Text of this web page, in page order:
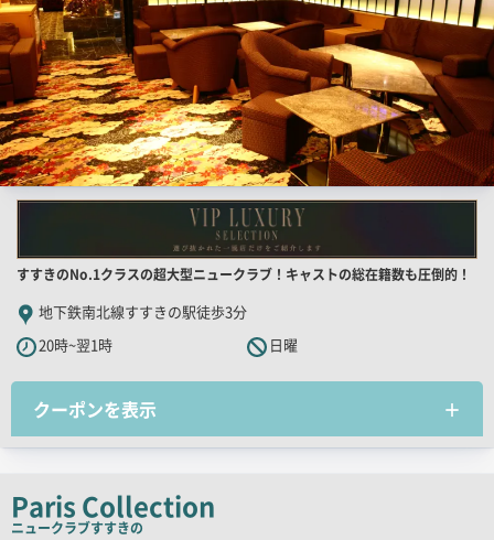
店
舗
PR
キ
ャ
チ
ー
すすきのNo.1クラスの超大型ニュークラブ！キャストの総在籍数も圧倒的！
地下鉄南北線すすきの駅徒歩3分
20時~翌1時
日曜
クーポンを表示
Paris Collection
ニュークラブすすきの